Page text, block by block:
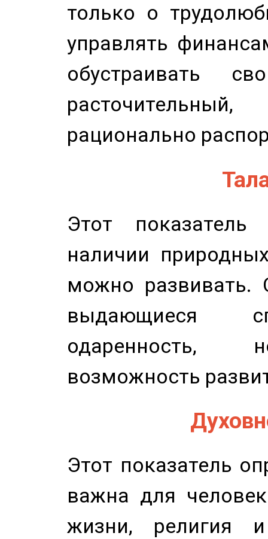
только о
управлять
обустраивать
рационально
Этот показатель
наличии
можно развивать.
выдающиеся
одаренность,
возможность
Этот показатель
важна для
жизни, религия